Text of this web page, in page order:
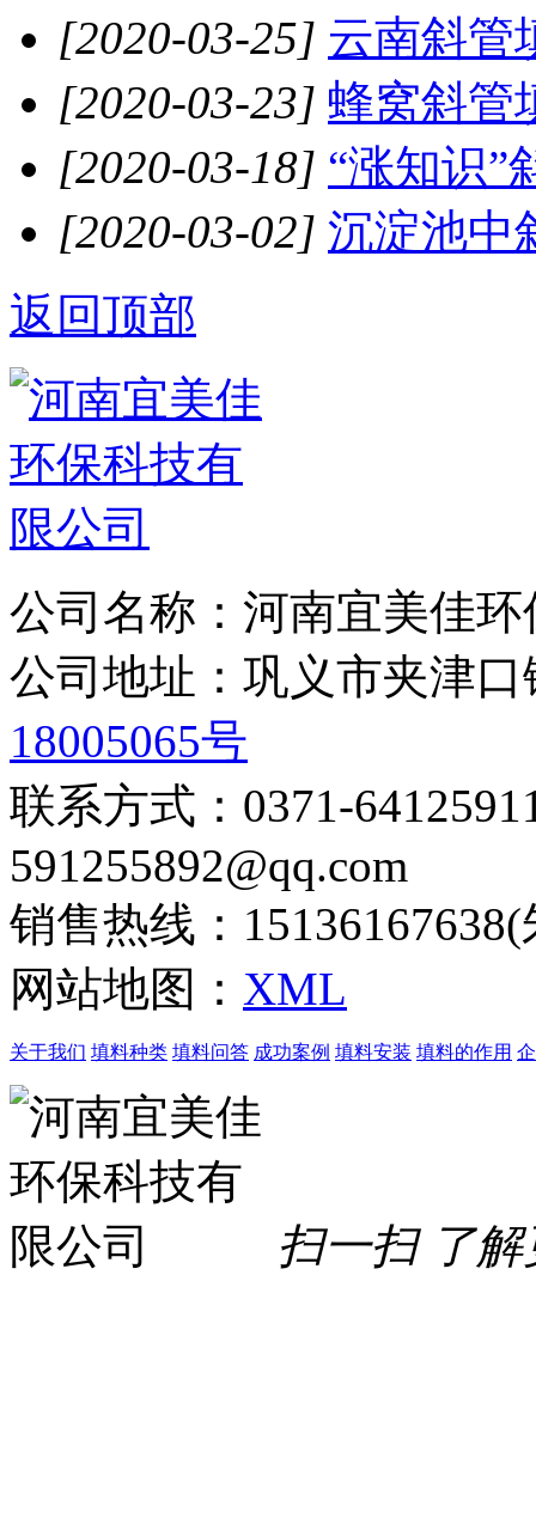
[2020-03-25] 云南斜管
[2020-03-23] 蜂窝斜管
[2020-03-18] “涨知识”
[2020-03-02] 沉淀池中
返回顶部
公司名称：河南宜美佳
公司地址：巩义市夹
18005065号
联系方式：0371-
591255892@qq.com
销售热线：
网站地图： XML
关于我们 填料种类 填料问答 成功案例 填料安装 填料的作用
扫一扫 了解